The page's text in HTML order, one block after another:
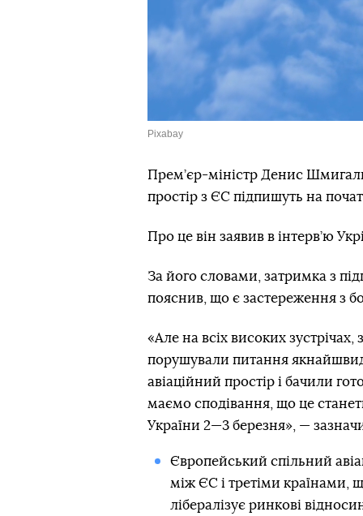
Pixabay
Прем’єр-міністр Денис
простір з ЄС підпишуть на
Про це він заявив в інтерв’ю
За його словами, затримка з
пояснив, що є застереження з
«Але на всіх високих
порушували питання
авіаційний простір і бачили
маємо сподівання, що це
України 2—3 березня», —
Європейський спільний
між ЄС і третіми країнами,
лібералізує ринкові